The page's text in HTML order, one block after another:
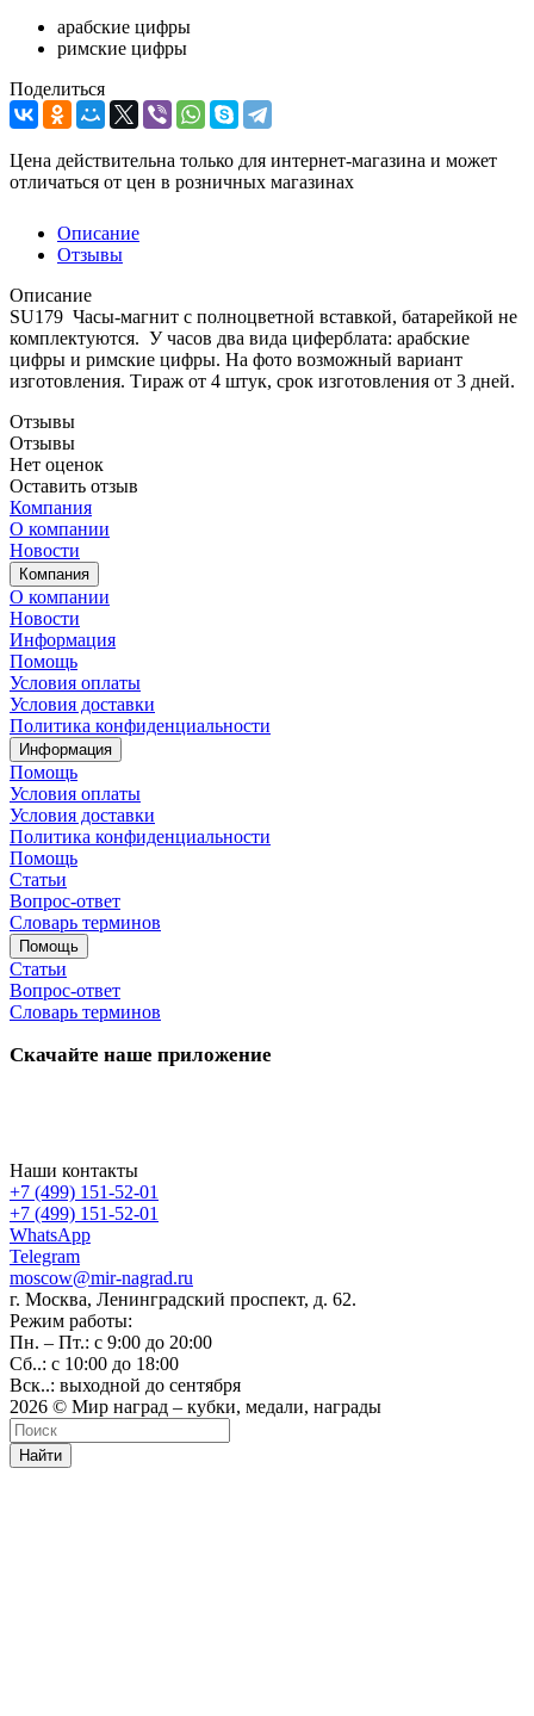
арабские цифры
римские цифры
Поделиться
Цена действительна только для интернет-магазина и может
отличаться от цен в розничных магазинах
Описание
Отзывы
Описание
SU179 Часы-магнит с полноцветной вставкой, батарейкой не
комплектуются. У часов два вида циферблата: арабские
цифры и римские цифры. На фото возможный вариант
изготовления. Тираж от 4 штук, срок изготовления от 3 дней.
Отзывы
Отзывы
Нет оценок
Оставить отзыв
Компания
О компании
Новости
Компания
О компании
Новости
Информация
Помощь
Условия оплаты
Условия доставки
Политика конфиденциальности
Информация
Помощь
Условия оплаты
Условия доставки
Политика конфиденциальности
Помощь
Статьи
Вопрос-ответ
Словарь терминов
Помощь
Статьи
Вопрос-ответ
Словарь терминов
Скачайте наше приложение
Наши контакты
+7 (499) 151-52-01
+7 (499) 151-52-01
WhatsApp
Telegram
moscow@mir-nagrad.ru
г. Москва, Ленинградский проспект, д. 62.
Режим работы:
Пн. – Пт.: с 9:00 до 20:00
Сб..: с 10:00 до 18:00
Вск..: выходной до сентября
2026 © Мир наград – кубки, медали, награды
Найти